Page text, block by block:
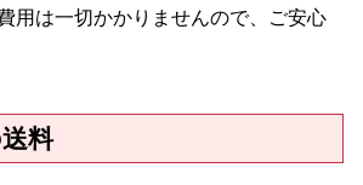
用は一切かかりませんので、ご安心
料